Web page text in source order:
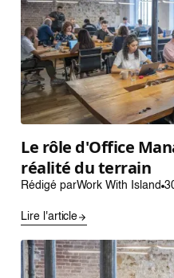
Le rôle d'Office
réalité du terrain
Rédigé parWork With Island
Lire l'article